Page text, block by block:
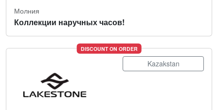
Молния
Коллекции наручных часов!
DISCOUNT ON ORDER
Kazakstan